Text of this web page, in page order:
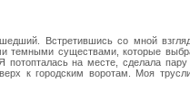
Встретившись со мной
темными существами, которые
на месте, сделала пару
к городским воротам. Моя